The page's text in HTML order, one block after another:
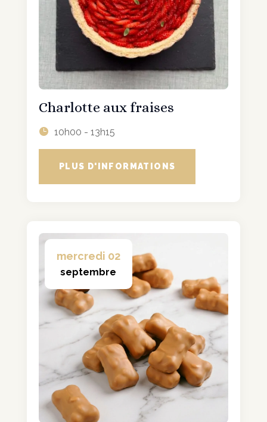
Charlotte aux fraises
10h00 - 13h15
PLUS D'INFORMATIONS
mercredi 02
septembre